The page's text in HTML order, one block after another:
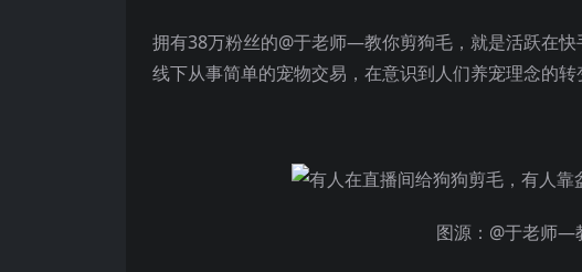
拥有38万粉丝的@于老师—教你剪狗毛，就是活跃在
线下从事简单的宠物交易，在意识到人们养宠理念的转
图源：@于老师—